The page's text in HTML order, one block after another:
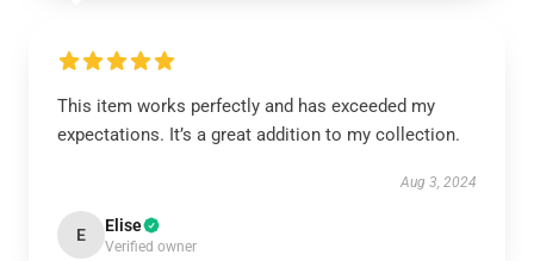
This item works perfectly and has exceeded my
expectations. It’s a great addition to my collection.
Aug 3, 2024
E Elise
Verified owner